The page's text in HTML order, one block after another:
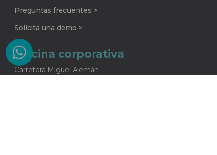
Preguntas frecuentes >
Solicita una demo >
Oficina corporativa
Carretera Miguel Alemán